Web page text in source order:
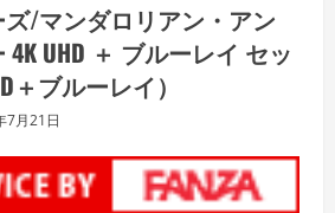
/マンダロリアン・アン
4K UHD ＋ ブルーレイ セッ
＋ブルーレイ）
7月21日